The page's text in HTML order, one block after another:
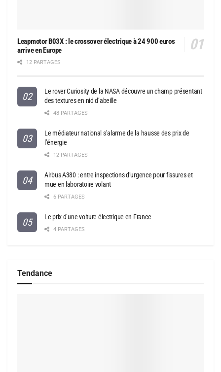
Leapmotor B03X : le crossover électrique à 24 900 euros
arrive en Europe
12 PARTAGES
Le rover Curiosity de la NASA découvre un champ présentant
des textures en nid d’abeille
48 PARTAGES
Le médiateur national s’alarme de la hausse des prix de
l’énergie
12 PARTAGES
Airbus A380 : entre inspections d’urgence pour fissures et
mue en laboratoire volant
6 PARTAGES
Le prix d’une voiture électrique en France
4 PARTAGES
Tendance